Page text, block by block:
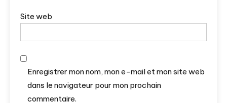
Site web
Enregistrer mon nom, mon e-mail et mon site web
dans le navigateur pour mon prochain
commentaire.